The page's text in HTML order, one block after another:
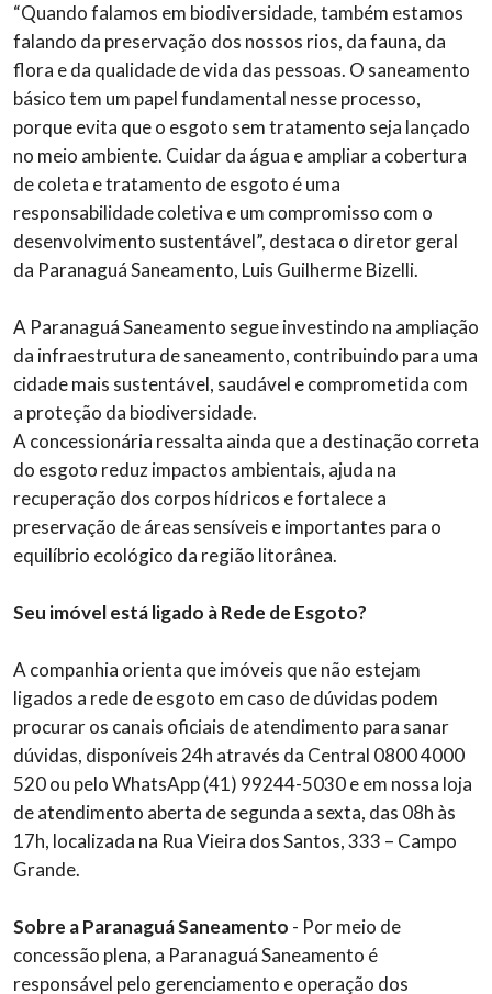
“Quando falamos em biodiversidade, também estamos
falando da preservação dos nossos rios, da fauna, da
flora e da qualidade de vida das pessoas. O saneamento
básico tem um papel fundamental nesse processo,
porque evita que o esgoto sem tratamento seja lançado
no meio ambiente. Cuidar da água e ampliar a cobertura
de coleta e tratamento de esgoto é uma
responsabilidade coletiva e um compromisso com o
desenvolvimento sustentável”, destaca o diretor geral
da Paranaguá Saneamento, Luis Guilherme Bizelli.
A Paranaguá Saneamento segue investindo na ampliação
da infraestrutura de saneamento, contribuindo para uma
cidade mais sustentável, saudável e comprometida com
a proteção da biodiversidade.
A concessionária ressalta ainda que a destinação correta
do esgoto reduz impactos ambientais, ajuda na
recuperação dos corpos hídricos e fortalece a
preservação de áreas sensíveis e importantes para o
equilíbrio ecológico da região litorânea.
Seu imóvel está ligado à Rede de Esgoto?
A companhia orienta que imóveis que não estejam
ligados a rede de esgoto em caso de dúvidas podem
procurar os canais oficiais de atendimento para sanar
dúvidas, disponíveis 24h através da Central 0800 4000
520 ou pelo WhatsApp (41) 99244-5030 e em nossa loja
de atendimento aberta de segunda a sexta, das 08h às
17h, localizada na Rua Vieira dos Santos, 333 – Campo
Grande.
Sobre a Paranaguá Saneamento - Por meio de
concessão plena, a Paranaguá Saneamento é
responsável pelo gerenciamento e operação dos